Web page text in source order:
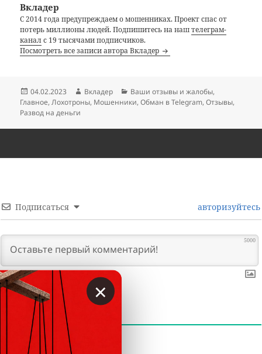
Вкладер
С 2014 года предупреждаем о мошенниках. Проект спас от
потерь миллионы людей. Подпишитесь на наштелеграм-
каналс 19 тысячами подписчиков.
Посмотреть все записи автора Вкладер
Опубликовано
04.02.2023 Автор
Вкладер Рубрики
Ваши отзывы и жалобы,
Главное,Лохотроны, Мошенники,Обман в Telegram,Отзывы,
Развод на деньги
Подписаться авторизуйтесь
5000
КОММЕНТАРИИ
×